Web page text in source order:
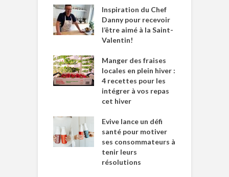
Inspiration du Chef
Danny pour recevoir
l’être aimé à la Saint-
Valentin!
Manger des fraises
locales en plein hiver :
4 recettes pour les
intégrer à vos repas
cet hiver
Evive lance un défi
santé pour motiver
ses consommateurs à
tenir leurs
résolutions